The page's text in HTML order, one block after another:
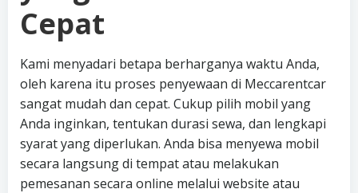
Cepat
Kami menyadari betapa berharganya waktu Anda,
oleh karena itu proses penyewaan di Meccarentcar
sangat mudah dan cepat. Cukup pilih mobil yang
Anda inginkan, tentukan durasi sewa, dan lengkapi
syarat yang diperlukan. Anda bisa menyewa mobil
secara langsung di tempat atau melakukan
pemesanan secara online melalui website atau